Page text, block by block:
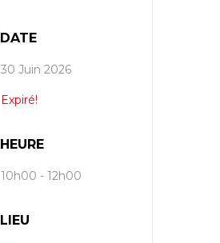
DATE
30 Juin 2026
Expiré!
HEURE
10h00 - 12h00
LIEU